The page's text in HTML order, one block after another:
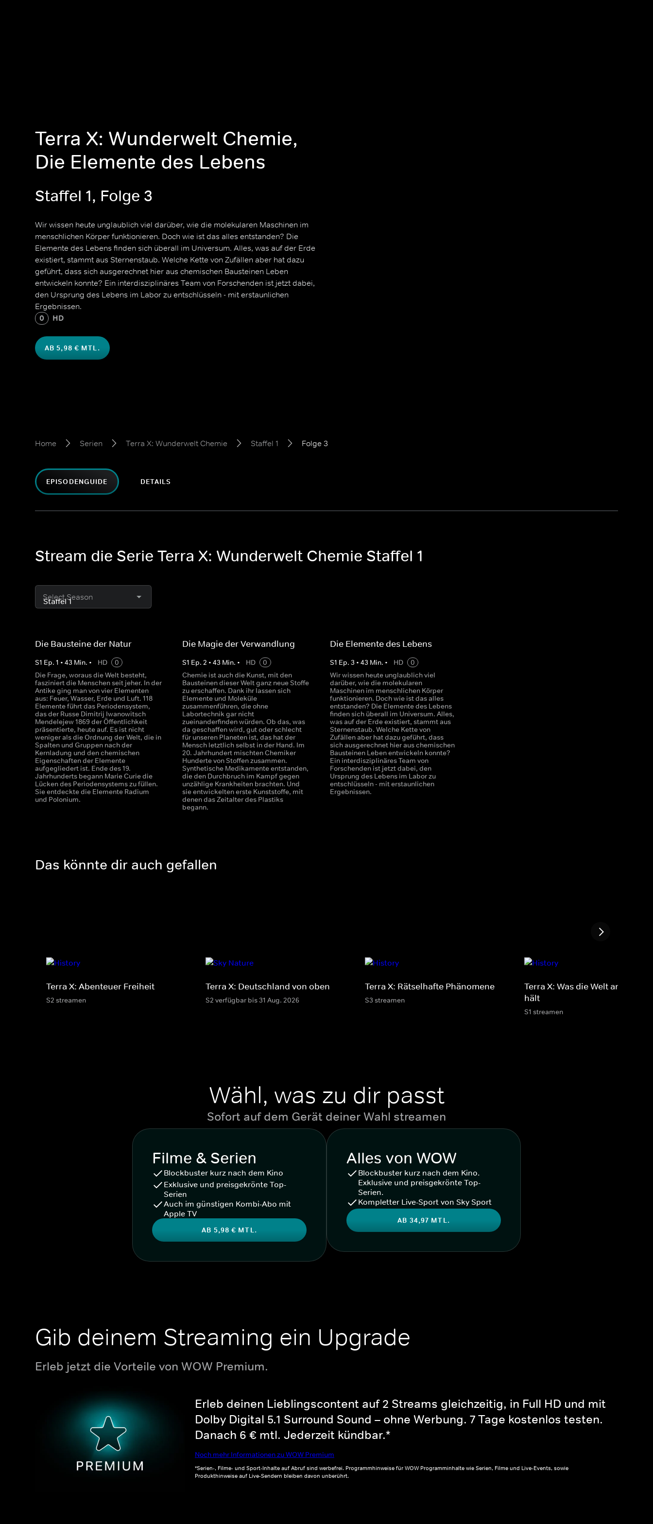
Terra X: Wunderwelt Chemie,
Die Elemente des Lebens
Staffel 1, Folge 3
Wir wissen heute unglaublich viel darüber, wie die molekularen Maschinen im
menschlichen Körper funktionieren. Doch wie ist das alles entstanden? Die
Elemente des Lebens finden sich überall im Universum. Alles, was auf der Erde
existiert, stammt aus Sternenstaub. Welche Kette von Zufällen aber hat dazu
geführt, dass sich ausgerechnet hier aus chemischen Bausteinen Leben
entwickeln konnte? Ein interdisziplinäres Team von Forschenden ist jetzt dabei,
den Ursprung des Lebens im Labor zu entschlüsseln - mit erstaunlichen
Ergebnissen.
0 HD
AB 5,98 € MTL.
Home Serien Terra X: Wunderwelt Chemie Staffel 1 Folge 3
EPISODENGUIDE DETAILS
Stream die Serie Terra X: Wunderwelt Chemie Staffel 1
Select Season
Die Bausteine der Natur
S1 Ep. 1 • 43 Min. • HD
0
Die Frage, woraus die Welt besteht,
fasziniert die Menschen seit jeher. In der
Antike ging man von vier Elementen
aus: Feuer, Wasser, Erde und Luft. 118
Elemente führt das Periodensystem,
das der Russe Dimitrij Iwanowitsch
Mendelejew 1869 der Öffentlichkeit
präsentierte, heute auf. Es ist nicht
weniger als die Ordnung der Welt, die in
Spalten und Gruppen nach der
Kernladung und den chemischen
Eigenschaften der Elemente
aufgegliedert ist. Ende des 19.
Jahrhunderts begann Marie Curie die
Lücken des Periodensystems zu füllen.
Sie entdeckte die Elemente Radium
und Polonium.
Die Magie der Verwandlung
S1 Ep.2 •43 Min. • HD
0
Chemie ist auch die Kunst, mit den
Bausteinen dieser Welt ganz neue Stoffe
zu erschaffen. Dank ihr lassen sich
Elemente und Moleküle
zusammenführen, die ohne
Labortechnik gar nicht
zueinanderfinden würden. Ob das, was
da geschaffen wird, gut oder schlecht
für unseren Planeten ist, das hat der
Mensch letztlich selbst in der Hand. Im
20. Jahrhundert mischten Chemiker
Hunderte von Stoffen zusammen.
Synthetische Medikamente entstanden,
die den Durchbruch im Kampf gegen
unzählige Krankheiten brachten. Und
sie entwickelten erste Kunststoffe, mit
denen das Zeitalter des Plastiks
begann.
Die Elemente des Lebens
S1 Ep. 3 • 43 Min. • HD
0
Wir wissen heute unglaublich viel
darüber, wie die molekularen
Maschinen im menschlichen Körper
funktionieren. Doch wie ist das alles
entstanden? Die Elemente des Lebens
finden sich überall im Universum. Alles,
was auf der Erde existiert, stammt aus
Sternenstaub. Welche Kette von
Zufällen aber hat dazu geführt, dass
sich ausgerechnet hier aus chemischen
Bausteinen Leben entwickeln konnte?
Ein interdisziplinäres Team von
Forschenden ist jetzt dabei, den
Ursprung des Lebens im Labor zu
entschlüsseln - mit erstaunlichen
Ergebnissen.
Das könnte dir auch gefallen
Terra X: Abenteuer Freiheit
S2 streamen
Terra X: Deutschland von oben
S2 verfügbar bis 31 Aug. 2026
Terra X: Rätselhafte Phänomene
S3 streamen
Terra X: Was die Welt am Laufen
hält
S1 streamen
Wähl, was zu dir passt
Sofort auf dem Gerät deiner Wahl streamen
Filme & Serien
Blockbuster kurz nach dem Kino
Exklusive und preisgekrönte Top-
Serien
Auch im günstigen Kombi-Abo mit
Apple TV
AB 5,98 € MTL.
Alles von WOW
Blockbuster kurz nach dem Kino.
Exklusive und preisgekrönte Top-
Serien.
Kompletter Live-Sport von Sky Sport
AB 34,97 MTL.
Gib deinem Streaming ein Upgrade
Erleb jetzt die Vorteile von WOW Premium.
Erleb deinen Lieblingscontent auf 2 Streams gleichzeitig, in Full HD und mit
Dolby Digital 5.1 Surround Sound – ohne Werbung. 7 Tage kostenlos testen.
Danach 6 € mtl. Jederzeit kündbar.*
Noch mehr Informationen zu WOW Premium
*Serien-, Filme- und Sport-Inhalte auf Abruf sind werbefrei. Programmhinweise für WOW Programminhalte wie Serien, Filme und Live-Events, sowie
Produkthinweise auf Live-Sendern bleiben davon unberührt.